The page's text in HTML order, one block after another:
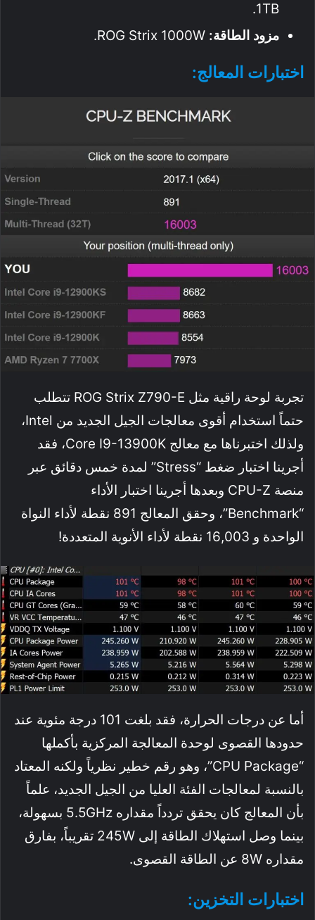
1TB.
مزود الطاقة:
اختبارات المعالج:
تجربة لوحة راقية مثل ROG Strix Z790-E تتطلب
حتماً استخدام أقوى معالجات الجيل الجديد من Intel،
ولذلك اختبرناها مع معالج Core I9-13900K، فقد
أجرينا اختبار ضغط “Stress” لمدة خمس دقائق عبر
منصة CPU-Z وبعدها أجرينا اختبار الأداء
“Benchmark”، وحقق المعالج 891 نقطة لأداء النواة
الواحدة و 16,003 نقطة لأداء الأنوية المتعددة!
أما عن درجات الحرارة، فقد بلغت 101 درجة مئوية عند
حدودها القصوى لوحدة المعالجة المركزية بأكملها
“CPU Package”، وهو رقم خطير نظرياً ولكنه المعتاد
بالنسبة لمعالجات الفئة العليا من الجيل الجديد، علماً
بأن المعالج كان يحقق تردداً مقداره 5.5GHz بسهولة،
بينما وصل استهلاك الطاقة إلى 245W تقريباً، بفارق
مقداره 8W عن الطاقة القصوى.
اختبارات التخزين: